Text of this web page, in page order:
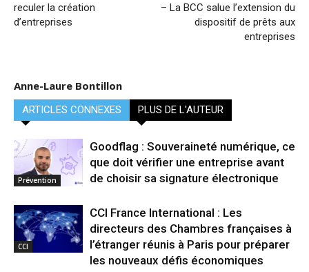
reculer la création
d’entreprises
– La BCC salue l’extension du
dispositif de prêts aux
entreprises
Anne-Laure Bontillon
ARTICLES CONNEXES PLUS DE L'AUTEUR
Prévention
Goodflag : Souveraineté numérique, ce
que doit vérifier une entreprise avant
de choisir sa signature électronique
CCI
CCI France International : Les
directeurs des Chambres françaises à
l’étranger réunis à Paris pour préparer
les nouveaux défis économiques